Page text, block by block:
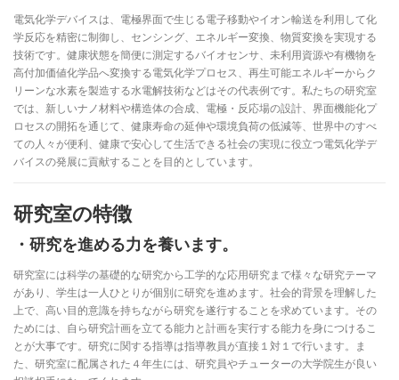
電気化学デバイスは、電極界面で生じる電子移動やイオン輸送を利用して化
学反応を精密に制御し、センシング、エネルギー変換、物質変換を実現する
技術です。健康状態を簡便に測定するバイオセンサ、未利用資源や有機物を
高付加価値化学品へ変換する電気化学プロセス、再生可能エネルギーからク
リーンな水素を製造する水電解技術などはその代表例です。私たちの研究室
では、新しいナノ材料や構造体の合成、電極・反応場の設計、界面機能化プ
ロセスの開拓を通じて、健康寿命の延伸や環境負荷の低減等、世界中のすべ
ての人々が便利、健康で安心して生活できる社会の実現に役立つ電気化学デ
バイスの発展に貢献することを目的としています。
研究室の特徴
・研究を進める力を養います。
研究室には科学の基礎的な研究から工学的な応用研究まで様々な研究テーマ
があり、学生は一人ひとりが個別に研究を進めます。社会的背景を理解した
上で、高い目的意識を持ちながら研究を遂行することを求めています。その
ためには、自ら研究計画を立てる能力と計画を実行する能力を身につけるこ
とが大事です。研究に関する指導は指導教員が直接１対１で行います。ま
た、研究室に配属された４年生には、研究員やチューターの大学院生が良い